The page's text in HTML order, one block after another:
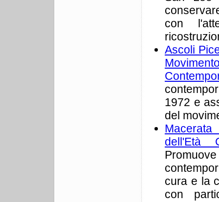
con
Ascoli
1972 e
del
dell'Età
cura e la
con